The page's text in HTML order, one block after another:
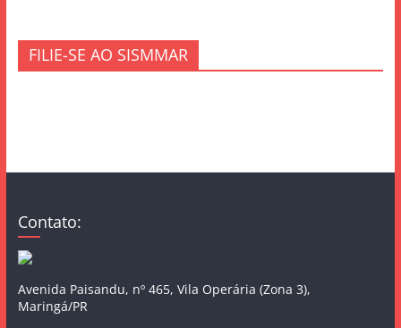
FILIE-SE AO SISMMAR
Contato:
Avenida Paisandu, nº 465, Vila Operária (Zona 3),
Maringá/PR